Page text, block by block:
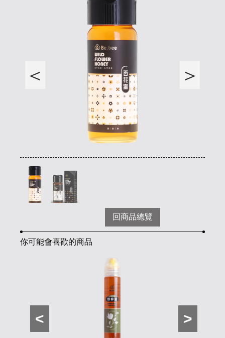
回商品總覽
你可能會喜歡的商品